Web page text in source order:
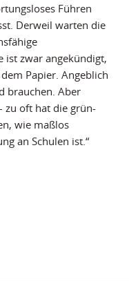
Führen
Derweil warten die
ist zwar angekündigt,
Papier. Angeblich
brauchen. Aber
zu oft hat die grün-
wie maßlos
an Schulen ist.“